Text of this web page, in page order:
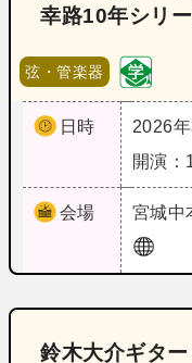
幸路10年シリ
弦・管楽器
日時
2026
開演：
会場 宮城中
鈴木大介ギタ